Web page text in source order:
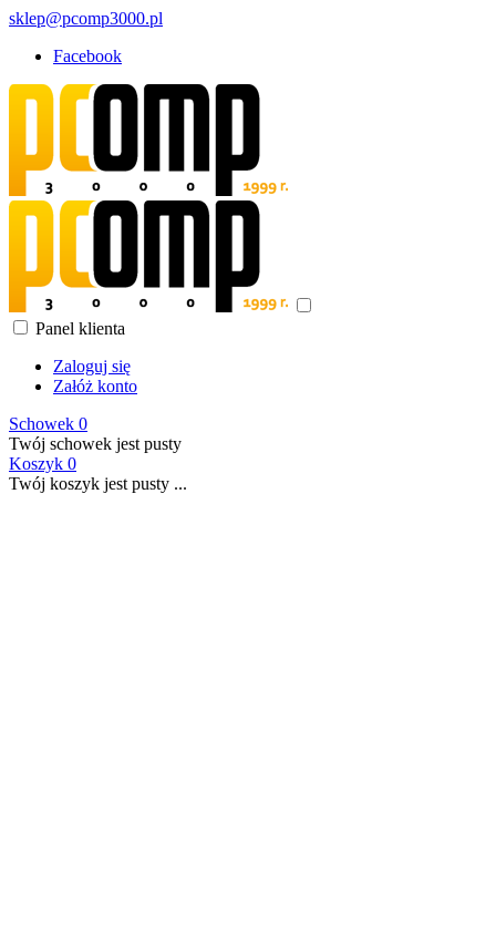
sklep@pcomp3000.pl
Facebook
Panel klienta
Zaloguj się
Załóż konto
Schowek 0
Twój schowek jest pusty
Koszyk 0
Twój koszyk jest pusty ...